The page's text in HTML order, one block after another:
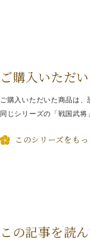
ご購入いただ
ご購入いただいた商品は、
同じシリーズの「戦国武将
このシリーズをも
この記事を読